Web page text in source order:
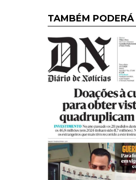
TAMBÉM PODERÁ